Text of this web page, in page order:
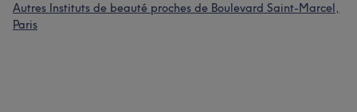
Autres Instituts de beauté proches de Boulevard Saint-Marcel,
Paris